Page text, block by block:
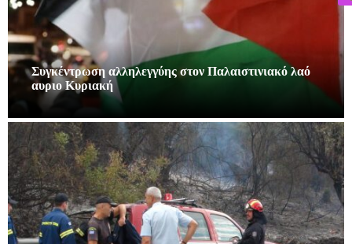
Συγκέντρωση αλληλεγγύης στον Παλαιστινιακό λαό
αυριο Κυριακή